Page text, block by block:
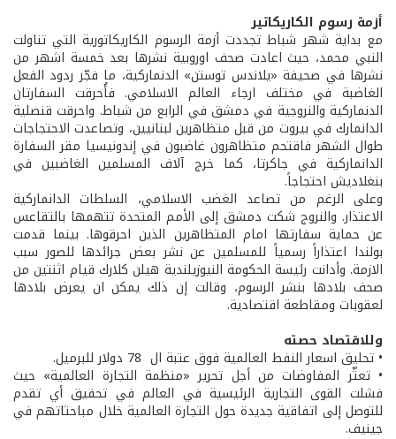
أزمة رسوم الكاريكاتير
مع بداية شهر شباط تجددت أزمة الرسوم الكاريكاتورية التي تناولت
النبي محمد، حيث اعادت صحف اوروبية نشرها بعد خمسة اشهر من
نشرها في صحيفة «يلاندس توستن» الدنماركية، ما فجّر ردود الفعل
الغاضبة في مختلف ارجاء العالم الاسلامي. فأُحرقت السفارتان
الدنماركية والنروجية في دمشق في الرابع من شباط. واحرقت قنصلية
الدانمارك في بيروت من قبل متظاهرين لبنانيين، وتصاعدت الاحتجاجات
طوال الشهر فاقتحم متظاهرون غاضبون في إندونيسيا مقر السفارة
الدانماركية في جاكرتا، كما خرج آلاف المسلمين الغاضبين في
بنغلاديش احتجاجاً.
وعلى الرغم من تصاعد الغضب الاسلامي، السلطات الدانماركية
الاعتذار. والنروج شكت دمشق إلى الأمم المتحدة تتهمها بالتقاعس
عن حماية سفارتها امام المتظاهرين الذين احرقوها. بينما قدمت
بولندا اعتذاراً رسمياً للمسلمين عن نشر بعض جرائدها للصور سبب
الازمة. وأدانت رئيسة الحكومة النيوزيلندية هيلن كلارك قيام اثنتين من
صحف بلادها بنشر الرسوم، وقالت إن ذلك يمكن ان يعرض بلادها
لعقوبات ومقاطعة اقتصادية.
وللاقتصاد حصته
• تحليق اسعار النفط العالمية فوق عتبة ال 78 دولار للبرميل.
• تعثّر المفاوضات من أجل تحرير «منظمة التجارة العالمية» حيث
فشلت القوى التجارية الرئيسية في العالم في تحقيق أي تقدم
للتوصل إلى اتفاقية جديدة حول التجارة العالمية خلال مباحثاتهم في
جينيف.